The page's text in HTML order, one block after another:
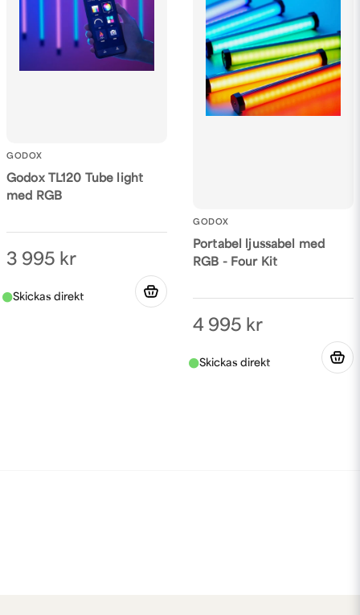
GODOX
Godox TL120 Tube light
med RGB
3 995 kr
GODOX
Portabel ljussabel med
RGB - Four Kit
4 995 kr